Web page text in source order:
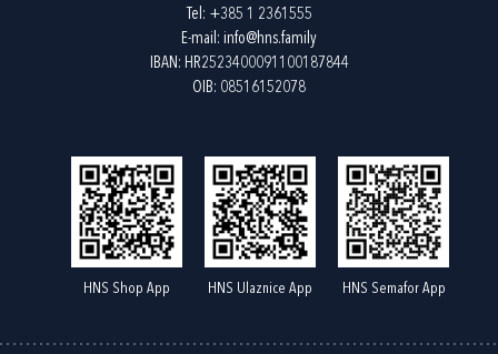
Tel: +385 1 2361555
E-mail: info@hns.family
IBAN: HR2523400091100187844
OIB: 08516152078
HNS Shop App HNS Ulaznice App HNS Semafor App